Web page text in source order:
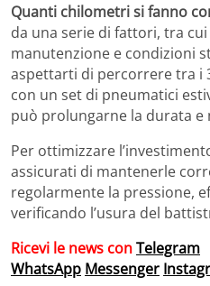
Quanti chilometri si fanno
da una serie di fattori, tra
manutenzione e condizioni
aspettarti di percorrere tra i
con un set di pneumatici
può prolungarne la durata e
Per ottimizzare
assicurati di mantenerle
regolarmente la pressione,
verificando l’usura del
Ricevi le news conTelegram
WhatsApp Messenger